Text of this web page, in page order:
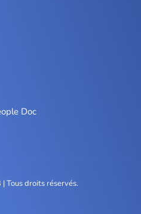
Doc
Tous droits réservés.